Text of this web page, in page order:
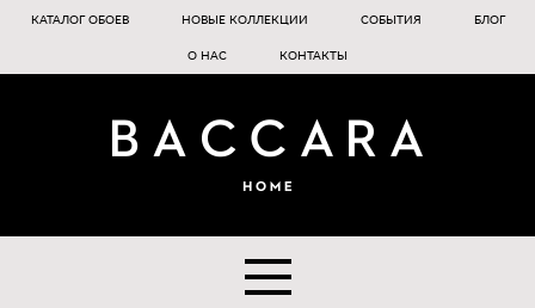
КАТАЛОГ ОБОЕВ НОВЫЕ КОЛЛЕКЦИИ СОБЫТИЯ БЛОГ
О НАС КОНТАКТЫ